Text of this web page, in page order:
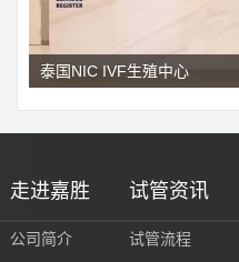
泰国NIC IVF生殖中心
走进嘉胜
公司简介
试管资讯
试管流程